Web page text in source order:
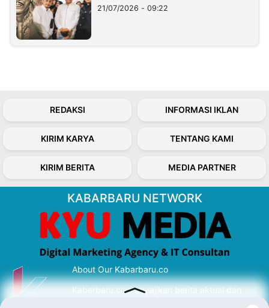
21/07/2026 - 09:22
REDAKSI INFORMASI IKLAN
KIRIM KARYA TENTANG KAMI
KIRIM BERITA MEDIA PARTNER
KABARBARU NETWORK
About Our Kabarbaru.co
Kabarbaru.co menyajikan berita aktual dan